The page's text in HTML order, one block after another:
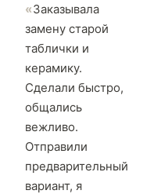
Заказывала
замену старой
таблички и
керамику.
Сделали быстро,
общались
вежливо.
Отправили
предварительный
вариант, я